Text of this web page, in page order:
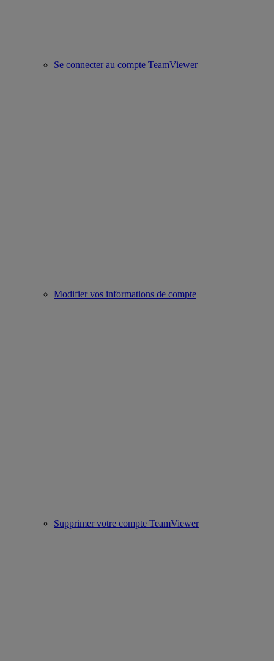
Se connecter au compte TeamViewer
Modifier vos informations de compte
Supprimer votre compte TeamViewer